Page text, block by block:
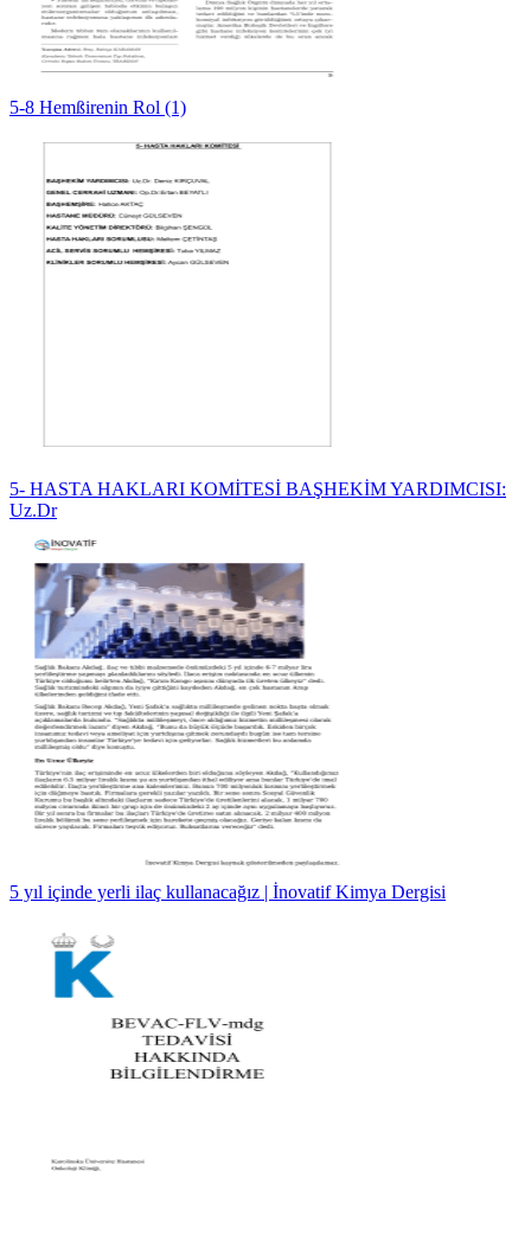
5-8 Hemßirenin Rol (1)
5- HASTA HAKLARI KOMİTESİ BAŞHEKİM YARDIMCISI:
Uz.Dr
5 yıl içinde yerli ilaç kullanacağız | İnovatif Kimya Dergisi